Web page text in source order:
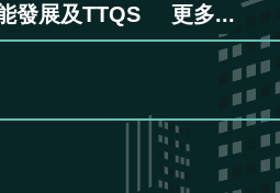
發展及TTQS 更多...